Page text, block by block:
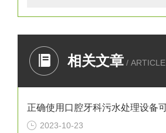
相关文章 / ARTICLE
2023-10-23